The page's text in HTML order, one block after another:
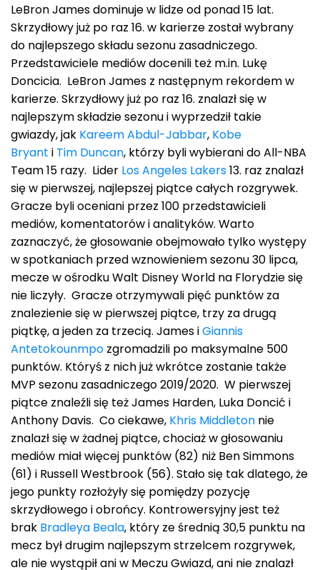
LeBron James dominuje w lidze od ponad 15 lat.
Skrzydłowy już po raz 16. w karierze został wybrany
do najlepszego składu sezonu zasadniczego.
Przedstawiciele mediów docenili też m.in. Lukę
Doncicia. LeBron James z następnym rekordem w
karierze. Skrzydłowy już po raz 16. znalazł się w
najlepszym składzie sezonu i wyprzedził takie
gwiazdy, jak Kareem Abdul-Jabbar, Kobe
Bryant i Tim Duncan, którzy byli wybierani do All-NBA
Team 15 razy. Lider Los Angeles Lakers13. raz znalazł
się w pierwszej, najlepszej piątce całych rozgrywek.
Gracze byli oceniani przez 100 przedstawicieli
mediów, komentatorów i analityków. Warto
zaznaczyć, że głosowanie obejmowało tylko występy
w spotkaniach przed wznowieniem sezonu 30 lipca,
mecze w ośrodku Walt Disney World na Florydzie się
nie liczyły. Gracze otrzymywali pięć punktów za
znalezienie się w pierwszej piątce, trzy za drugą
piątkę, a jeden za trzecią. James iGiannis
Antetokounmpo zgromadzili po maksymalne 500
punktów. Któryś z nich już wkrótce zostanie także
MVP sezonu zasadniczego 2019/2020. W pierwszej
piątce znaleźli się też James Harden, Luka Doncić i
Anthony Davis. Co ciekawe, Khris Middleton nie
znalazł się w żadnej piątce, chociaż w głosowaniu
mediów miał więcej punktów (82) niż Ben Simmons
(61) i Russell Westbrook (56). Stało się tak dlatego, że
jego punkty rozłożyły się pomiędzy pozycję
skrzydłowego i obrońcy. Kontrowersyjny jest też
brak Bradleya Beala, który ze średnią 30,5 punktu na
mecz był drugim najlepszym strzelcem rozgrywek,
ale nie wystąpił ani w Meczu Gwiazd, ani nie znalazł